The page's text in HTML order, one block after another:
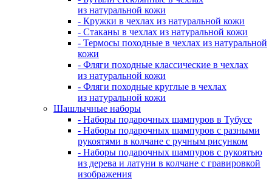
из натуральной кожи
- Кружки в чехлах из натуральной кожи
- Стаканы в чехлах из натуральной кожи
- Термосы походные в чехлах из натуральной
кожи
- Фляги походные классические в чехлах
из натуральной кожи
- Фляги походные круглые в чехлах
из натуральной кожи
Шашлычные наборы
- Наборы подарочных шампуров в Тубусе
- Наборы подарочных шампуров с разными
рукоятями в колчане с ручным рисунком
- Наборы подарочных шампуров с рукоятью
из дерева и латуни в колчане с гравировкой
изображения